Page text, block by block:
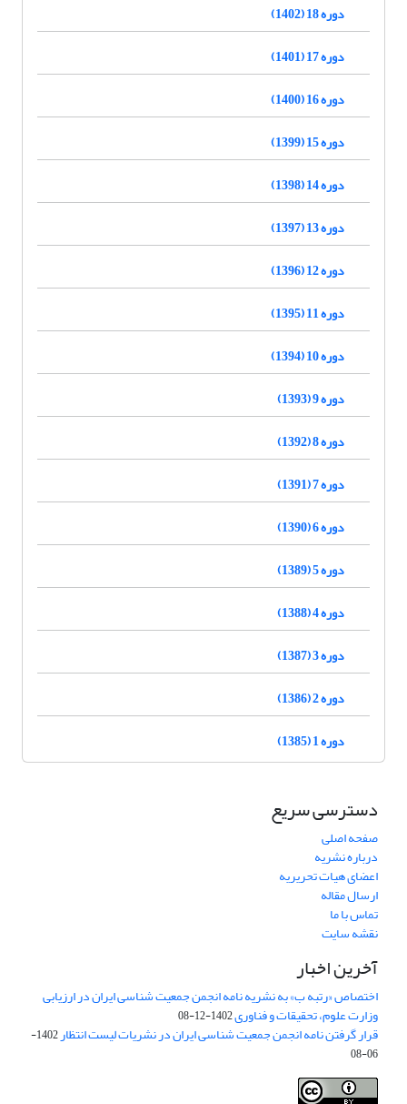
دوره 18 (1402)
دوره 17 (1401)
دوره 16 (1400)
دوره 15 (1399)
دوره 14 (1398)
دوره 13 (1397)
دوره 12 (1396)
دوره 11 (1395)
دوره 10 (1394)
دوره 9 (1393)
دوره 8 (1392)
دوره 7 (1391)
دوره 6 (1390)
دوره 5 (1389)
دوره 4 (1388)
دوره 3 (1387)
دوره 2 (1386)
دوره 1 (1385)
دسترسی سریع
صفحه اصلی
درباره نشریه
اعضای هیات تحریریه
ارسال مقاله
تماس با ما
نقشه سایت
آخرین اخبار
اختصاص «رتبه ب» به نشریه نامه انجمن جمعیت شناسی ایران در ارزیابی
وزارت علوم، تحقیقات و فناوری1402-12-08
قرار گرفتن نامه انجمن جمعیت شناسی ایران در نشریات لیست انتظار
1402-
06-08